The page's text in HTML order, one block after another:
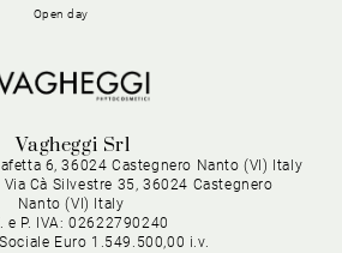
Open day
Vagheggi Srl
6, 36024 Castegnero Nanto (VI) Italy
Cà Silvestre 35, 36024 Castegnero
Nanto (VI) Italy
e P. IVA: 02622790240
Euro 1.549.500,00 i.v.